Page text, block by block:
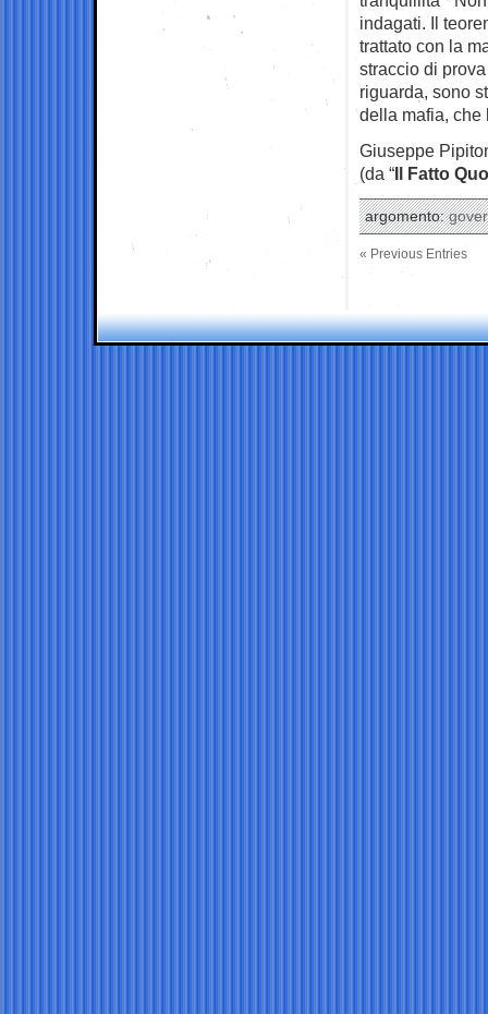
indagati. Il
trattato con la
straccio di
riguarda, sono
della mafia, che
Giuseppe
(da “Il Fatto
argomento:
« Previous Entries